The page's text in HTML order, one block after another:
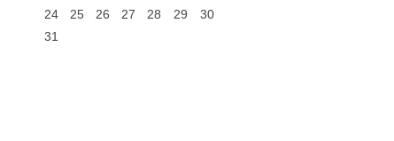
24
25 26 27 28 29
30
31